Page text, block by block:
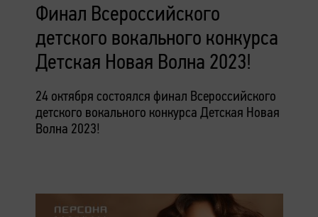
Финал Всероссийского
детского вокального конкурса
Детская Новая Волна 2023!
24 октября состоялся финал Всероссийского
детского вокального конкурса Детская Новая
Волна 2023!